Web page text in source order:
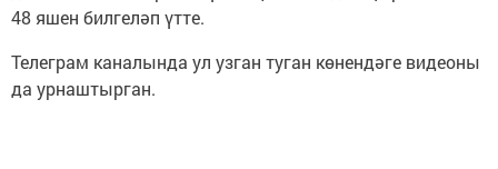
48 яшен билгеләп үтте.
Телеграм каналында ул узган туган көнендәге видеоны
да урнаштырган.